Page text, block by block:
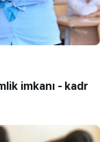
imkanı - kadr